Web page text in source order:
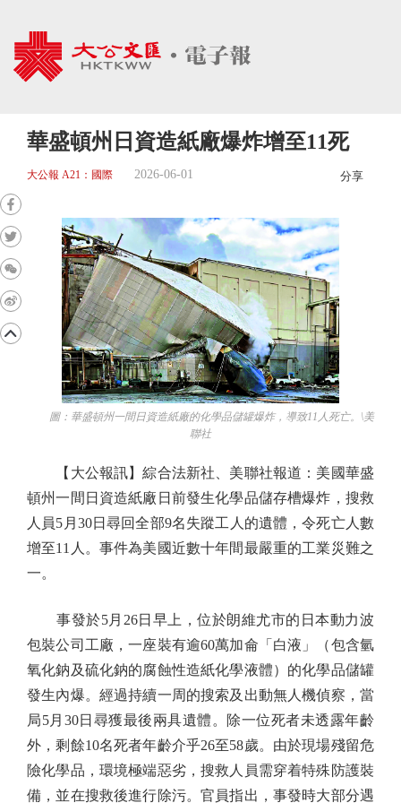
華盛頓州日資造紙廠爆炸增至11死
大公報 A21：國際 2026-06-01 分享
圖：華盛頓州一間日資造紙廠的化學品儲罐爆炸，導致11人死亡。\美
聯社
【大公報訊】綜合法新社、美聯社報道：美國華盛
頓州一間日資造紙廠日前發生化學品儲存槽爆炸，搜救
人員5月30日尋回全部9名失蹤工人的遺體，令死亡人數
增至11人。事件為美國近數十年間最嚴重的工業災難之
一。
事發於5月26日早上，位於朗維尤市的日本動力波
包裝公司工廠，一座裝有逾60萬加侖「白液」（包含氫
氧化鈉及硫化鈉的腐蝕性造紙化學液體）的化學品儲罐
發生內爆。經過持續一周的搜索及出動無人機偵察，當
局5月30日尋獲最後兩具遺體。除一位死者未透露年齡
外，剩餘10名死者年齡介乎26至58歲。由於現場殘留危
險化學品，環境極端惡劣，搜救人員需穿着特殊防護裝
備，並在搜救後進行除污。官員指出，事發時大部分遇